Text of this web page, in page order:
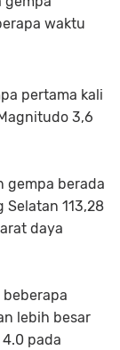
waktu
pertama kali
3,6
gempa berada
Selatan 113,28
daya
lebih besar
pada